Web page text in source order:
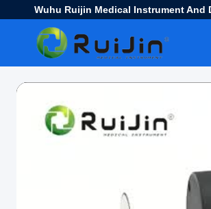
Wuhu Ruijin Medical Instrument And